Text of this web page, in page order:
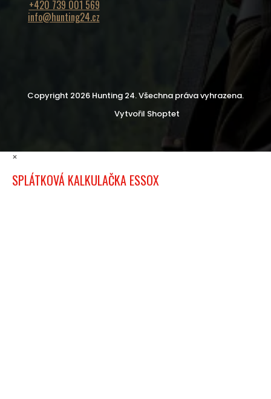
+420 739 001 569
info@hunting24.cz
Vytvořil Shoptet
Copyright 2026 Hunting 24. Všechna práva vyhrazena.
×
SPLÁTKOVÁ KALKULAČKA ESSOX